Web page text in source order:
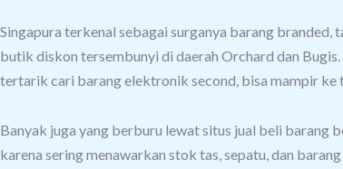
Singapura terkenal sebagai surganya barang branded,
butik diskon tersembunyi di daerah Orchard dan Bugis.
tertarik cari barang elektronik second, bisa mampir ke
Banyak juga yang berburu lewat situs jual beli barang
karena sering menawarkan stok tas, sepatu, dan